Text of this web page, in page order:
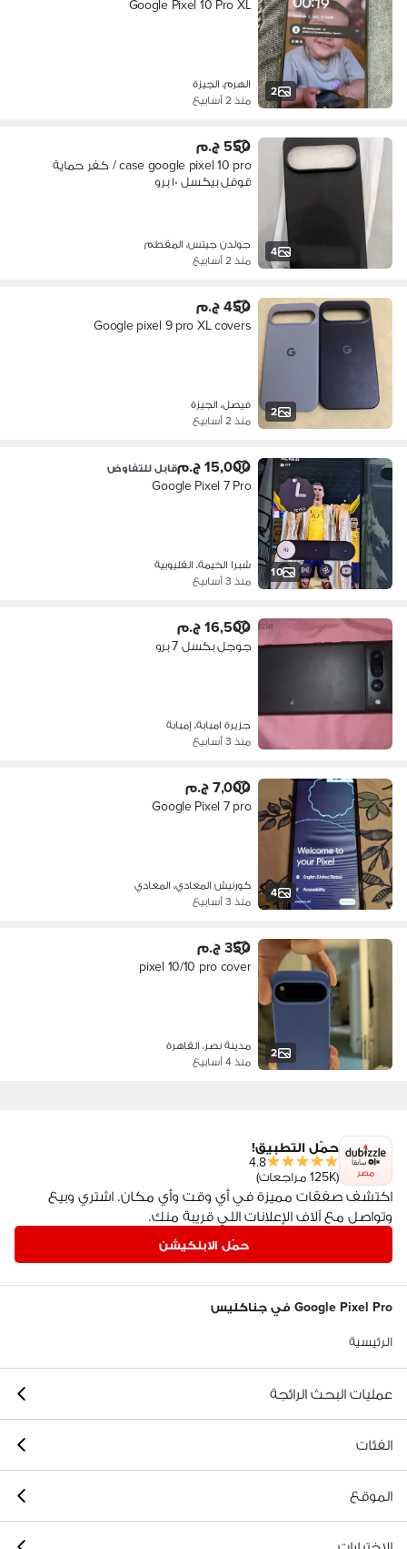
2
Google Pixel 10 Pro XL
الهرم، الجيزة
منذ 2 أسابيع
4
550 ج.م
case google pixel 10 pro / كفر حماية
قوقل بيكسل ١٠ برو
جولدن جيتس، المقطم
منذ 2 أسابيع
2
450 ج.م
Google pixel 9 pro XL covers
فيصل، الجيزة
منذ 2 أسابيع
10
15,000 ج.م قابل للتفاوض
Google Pixel 7 Pro
شبرا الخيمة، القليوبية
منذ 3 أسابيع
16,500 ج.م
جوجل بكسل 7 برو
جزيرة امبابة، إمبابة
منذ 3 أسابيع
4
7,000 ج.م
Google Pixel 7 pro
كورنيش المعادي، المعادي
منذ 3 أسابيع
2
350 ج.م
pixel 10/10 pro cover
مدينة نصر، القاهرة
منذ 4 أسابيع
مصر
حمّل التطبيق!
4.8
(125K مراجعات)
اكتشف صفقات مميزة في أي وقت وأي مكان. اشتري وبيع
وتواصل مع آلاف الإعلانات اللي قريبة منك.
حمّل الابلكيشن
Google Pixel Pro في جناكليس
الرئيسية
عمليات البحث الرائجة
الفئات
الموقع